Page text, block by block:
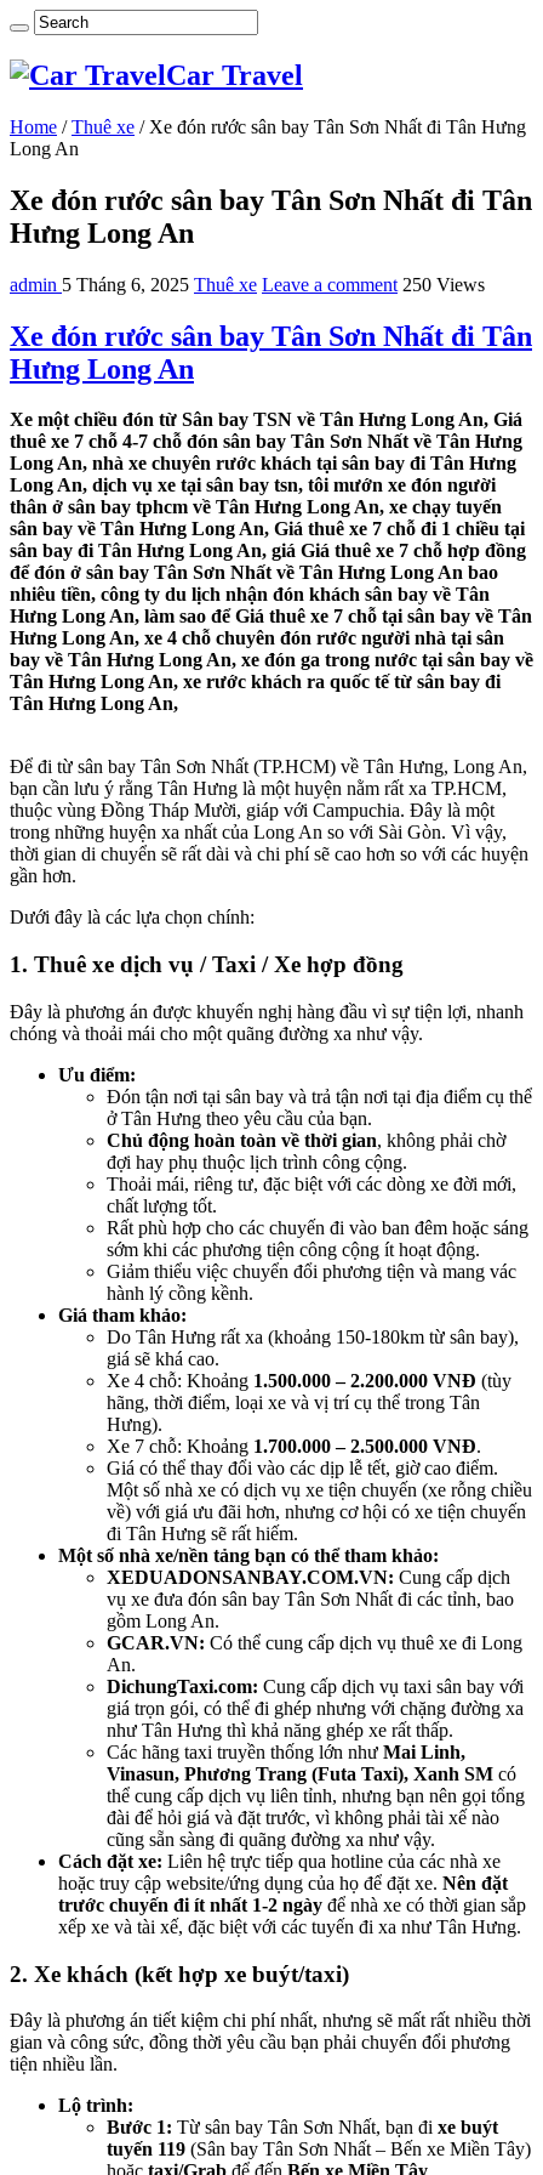
Car Travel
Home / Thuê xe / Xe đón rước sân bay Tân Sơn Nhất đi Tân Hưng
Long An
Xe đón rước sân bay Tân Sơn Nhất đi Tân
Hưng Long An
admin 5 Tháng 6, 2025 Thuê xe Leave a comment 250 Views
Xe đón rước sân bay Tân Sơn Nhất đi Tân
Hưng Long An
Xe một chiều đón từ Sân bay TSN về Tân Hưng Long An, Giá
thuê xe 7 chỗ 4-7 chỗ đón sân bay Tân Sơn Nhất về Tân Hưng
Long An, nhà xe chuyên rước khách tại sân bay đi Tân Hưng
Long An, dịch vụ xe tại sân bay tsn, tôi mướn xe đón người
thân ở sân bay tphcm về Tân Hưng Long An, xe chạy tuyến
sân bay về Tân Hưng Long An, Giá thuê xe 7 chỗ đi 1 chiều tại
sân bay đi Tân Hưng Long An, giá Giá thuê xe 7 chỗ hợp đồng
để đón ở sân bay Tân Sơn Nhất về Tân Hưng Long An bao
nhiêu tiền, công ty du lịch nhận đón khách sân bay về Tân
Hưng Long An, làm sao để Giá thuê xe 7 chỗ tại sân bay về Tân
Hưng Long An, xe 4 chỗ chuyên đón rước người nhà tại sân
bay về Tân Hưng Long An, xe đón ga trong nước tại sân bay về
Tân Hưng Long An, xe rước khách ra quốc tế từ sân bay đi
Tân Hưng Long An,
Để đi từ sân bay Tân Sơn Nhất (TP.HCM) về Tân Hưng, Long An,
bạn cần lưu ý rằng Tân Hưng là một huyện nằm rất xa TP.HCM,
thuộc vùng Đồng Tháp Mười, giáp với Campuchia. Đây là một
trong những huyện xa nhất của Long An so với Sài Gòn. Vì vậy,
thời gian di chuyển sẽ rất dài và chi phí sẽ cao hơn so với các huyện
gần hơn.
Dưới đây là các lựa chọn chính:
1. Thuê xe dịch vụ / Taxi / Xe hợp đồng
Đây là phương án được khuyến nghị hàng đầu vì sự tiện lợi, nhanh
chóng và thoải mái cho một quãng đường xa như vậy.
Ưu điểm:
Đón tận nơi tại sân bay và trả tận nơi tại địa điểm cụ thể
ở Tân Hưng theo yêu cầu của bạn.
Chủ động hoàn toàn về thời gian, không phải chờ
đợi hay phụ thuộc lịch trình công cộng.
Thoải mái, riêng tư, đặc biệt với các dòng xe đời mới,
chất lượng tốt.
Rất phù hợp cho các chuyến đi vào ban đêm hoặc sáng
sớm khi các phương tiện công cộng ít hoạt động.
Giảm thiểu việc chuyển đổi phương tiện và mang vác
hành lý cồng kềnh.
Giá tham khảo:
Do Tân Hưng rất xa (khoảng 150-180km từ sân bay),
giá sẽ khá cao.
Xe 4 chỗ: Khoảng 1.500.000 – 2.200.000 VNĐ (tùy
hãng, thời điểm, loại xe và vị trí cụ thể trong Tân
Hưng).
Xe 7 chỗ: Khoảng 1.700.000 – 2.500.000 VNĐ.
Giá có thể thay đổi vào các dịp lễ tết, giờ cao điểm.
Một số nhà xe có dịch vụ xe tiện chuyến (xe rỗng chiều
về) với giá ưu đãi hơn, nhưng cơ hội có xe tiện chuyến
đi Tân Hưng sẽ rất hiếm.
Một số nhà xe/nền tảng bạn có thể tham khảo:
XEDUADONSANBAY.COM.VN: Cung cấp dịch
vụ xe đưa đón sân bay Tân Sơn Nhất đi các tỉnh, bao
gồm Long An.
GCAR.VN: Có thể cung cấp dịch vụ thuê xe đi Long
An.
DichungTaxi.com: Cung cấp dịch vụ taxi sân bay với
giá trọn gói, có thể đi ghép nhưng với chặng đường xa
như Tân Hưng thì khả năng ghép xe rất thấp.
Các hãng taxi truyền thống lớn như Mai Linh,
Vinasun, Phương Trang (Futa Taxi), Xanh SM có
thể cung cấp dịch vụ liên tỉnh, nhưng bạn nên gọi tổng
đài để hỏi giá và đặt trước, vì không phải tài xế nào
cũng sẵn sàng đi quãng đường xa như vậy.
Cách đặt xe: Liên hệ trực tiếp qua hotline của các nhà xe
hoặc truy cập website/ứng dụng của họ để đặt xe. Nên đặt
trước chuyến đi ít nhất 1-2 ngày để nhà xe có thời gian sắp
xếp xe và tài xế, đặc biệt với các tuyến đi xa như Tân Hưng.
2. Xe khách (kết hợp xe buýt/taxi)
Đây là phương án tiết kiệm chi phí nhất, nhưng sẽ mất rất nhiều thời
gian và công sức, đồng thời yêu cầu bạn phải chuyển đổi phương
tiện nhiều lần.
Lộ trình:
Bước 1: Từ sân bay Tân Sơn Nhất, bạn đi xe buýt
tuyến 119 (Sân bay Tân Sơn Nhất – Bến xe Miền Tây)